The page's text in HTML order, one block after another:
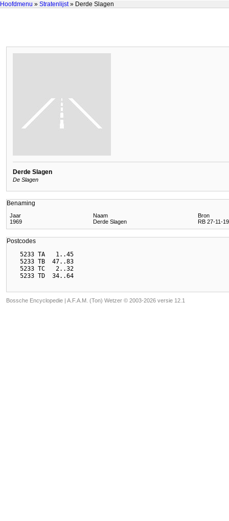
Hoofdmenu » Stratenlijst» Derde Slagen
Derde Slagen
De Slagen
Benaming
Jaar Naam
Bron
1969
Derde Slagen RB 27-11-
Postcodes
  5233 TA   1..45
  5233 TB  47..83
  5233 TC   2..32
Bossche Encyclopedie | A.F.A.M. (Ton) Wetzer © 2003-2026 versie 12.1